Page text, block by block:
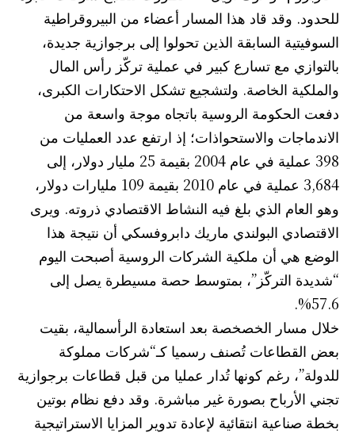
للحدود. وقد قاد هذا المسار أعضاء من البيروقراطية
السوفيتية السابقة الذين تحولوا إلى برجوازية جديدة،
بالتوازي مع تسارع كبير في عملية تركّز رأس المال
والملكية الخاصة. ولتشجيع تشكل الاحتكارات الكبرى،
دفعت الحكومة الروسية باتجاه موجة واسعة من
الاندماجات والاستحواذات؛ إذ ارتفع عدد العمليات من
398 عملية في عام 2004 بقيمة 25 مليار دولار، إلى
3,684 عملية في عام 2010 بقيمة 109 مليارات دولار،
وهو العام الذي بلغ فيه النشاط الاقتصادي ذروته. ويرى
الاقتصادي البولندي ماريك دابروفسكي أن نتيجة هذا
الوضع هي أن ملكية الشركات الروسية أصبحت اليوم
“شديدة التركّز”، بمتوسط حصة مسيطرة يصل إلى
57.6%.
خلال مسار الخصخصة بعد استعادة الرأسمالية، بقيت
بعض القطاعات تُصنف رسميا كـ“شركات مملوكة
للدولة”، رغم كونها تُدار عمليا من قبل قطاعات برجوازية
تجني الأرباح بصورة غير مباشرة. وقد دفع نظام بوتين
بخطة صناعية انتقائية لإعادة تدوير المزايا الاستراتيجية